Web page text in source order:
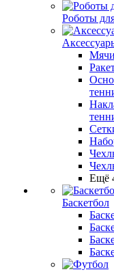
Роботы
Мячи
Ещё
Баскетбол